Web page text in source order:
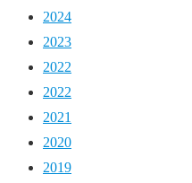
2024
2023
2022
2022
2021
2020
2019